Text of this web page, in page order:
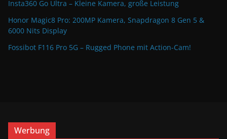
Insta360 Go Ultra – Kleine Kamera, große Leistung
Honor Magic8 Pro: 200MP Kamera, Snapdragon 8 Gen 5 &
6000 Nits Display
Fossibot F116 Pro 5G – Rugged Phone mit Action-Cam!
Werbung